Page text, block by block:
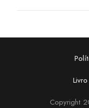
Copyright